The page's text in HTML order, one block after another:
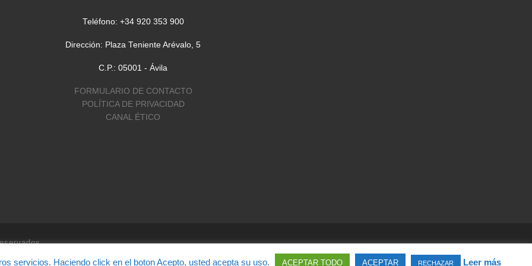
Teléfono: +34 920 353 900
Dirección: Plaza Teniente Arévalo, 5
C.P.: 05001 - Ávila
FORMULARIO DE CONTACTO
POLÍTICA DE PRIVACIDAD
CANAL ÉTICO
servicios. Haciendo click en el boton Acepto, usted acepta su uso. ACEPTAR TODO ACEPTAR RECHAZAR Leer más